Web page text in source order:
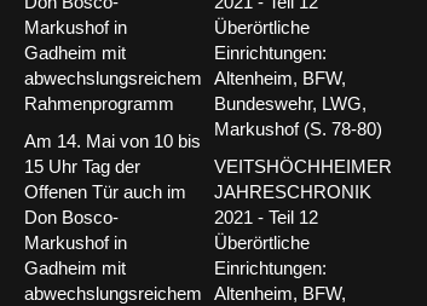
Am 14. Mai von 10 bis
15 Uhr Tag der
Offenen Tür auch im
Don Bosco-
Markushof in
Gadheim mit
abwechslungsreichem
VEITSHÖCHHEIMER
JAHRESCHRONIK
2021 - Teil 12
Überörtliche
Einrichtungen:
Altenheim, BFW,